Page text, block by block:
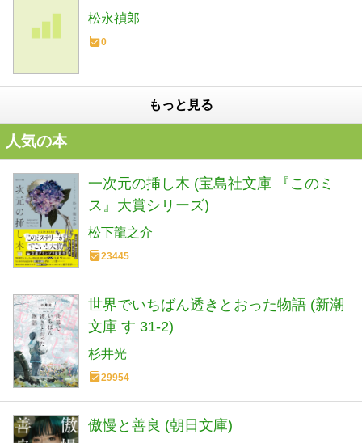
松永禎郎
0
もっと見る
人気の本
一次元の挿し木 (宝島社文庫 『このミ
ス』大賞シリーズ)
松下龍之介
23445
世界でいちばん透きとおった物語 (新潮
文庫 す 31-2)
杉井光
29954
傲慢と善良 (朝日文庫)